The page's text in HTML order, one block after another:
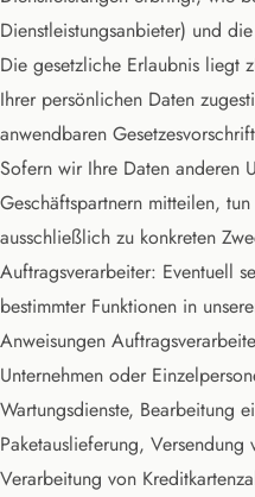
Dienstleistungsanbieter) und
Die gesetzliche Erlaubnis liegt
Ihrer persönlichen Daten
anwendbaren
Sofern wir Ihre Daten anderen
Geschäftspartnern mitteilen,
ausschließlich zu konkreten
Auftragsverarbeiter: Eventuell
bestimmter Funktionen in
Anweisungen
Unternehmen oder
Wartungsdienste, Bearbeitung
Paketauslieferung, Versendung
Verarbeitung von